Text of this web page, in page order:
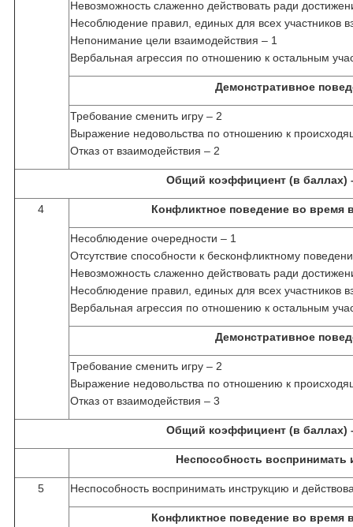
Невозможность слаженно действовать ради
Несоблюдение правил, единых для всех участников
Непонимание цели взаимодействия – 1
Вербальная агрессия по отношению к остальным
Демонстративное
Требование сменить игру – 2
Выражение недовольства по отношению к
Отказ от взаимодействия – 2
Общий коэффициент (в баллах)
4 Конфликтное поведение во время
Несоблюдение очередности – 1
Отсутствие способности к бесконфликтному
Невозможность слаженно действовать ради
Несоблюдение правил, единых для всех участников
Вербальная агрессия по отношению к остальным
Демонстративное
Требование сменить игру – 2
Выражение недовольства по отношению к
Отказ от взаимодействия – 3
Общий коэффициент (в баллах)
Неспособность воспринимать
5 Неспособность воспринимать инструкцию и
Конфликтное поведение во время